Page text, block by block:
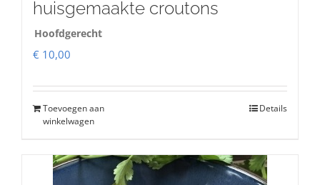
huisgemaakte croutons
Hoofdgerecht
€ 10,00
Toevoegen aan
winkelwagen
Details